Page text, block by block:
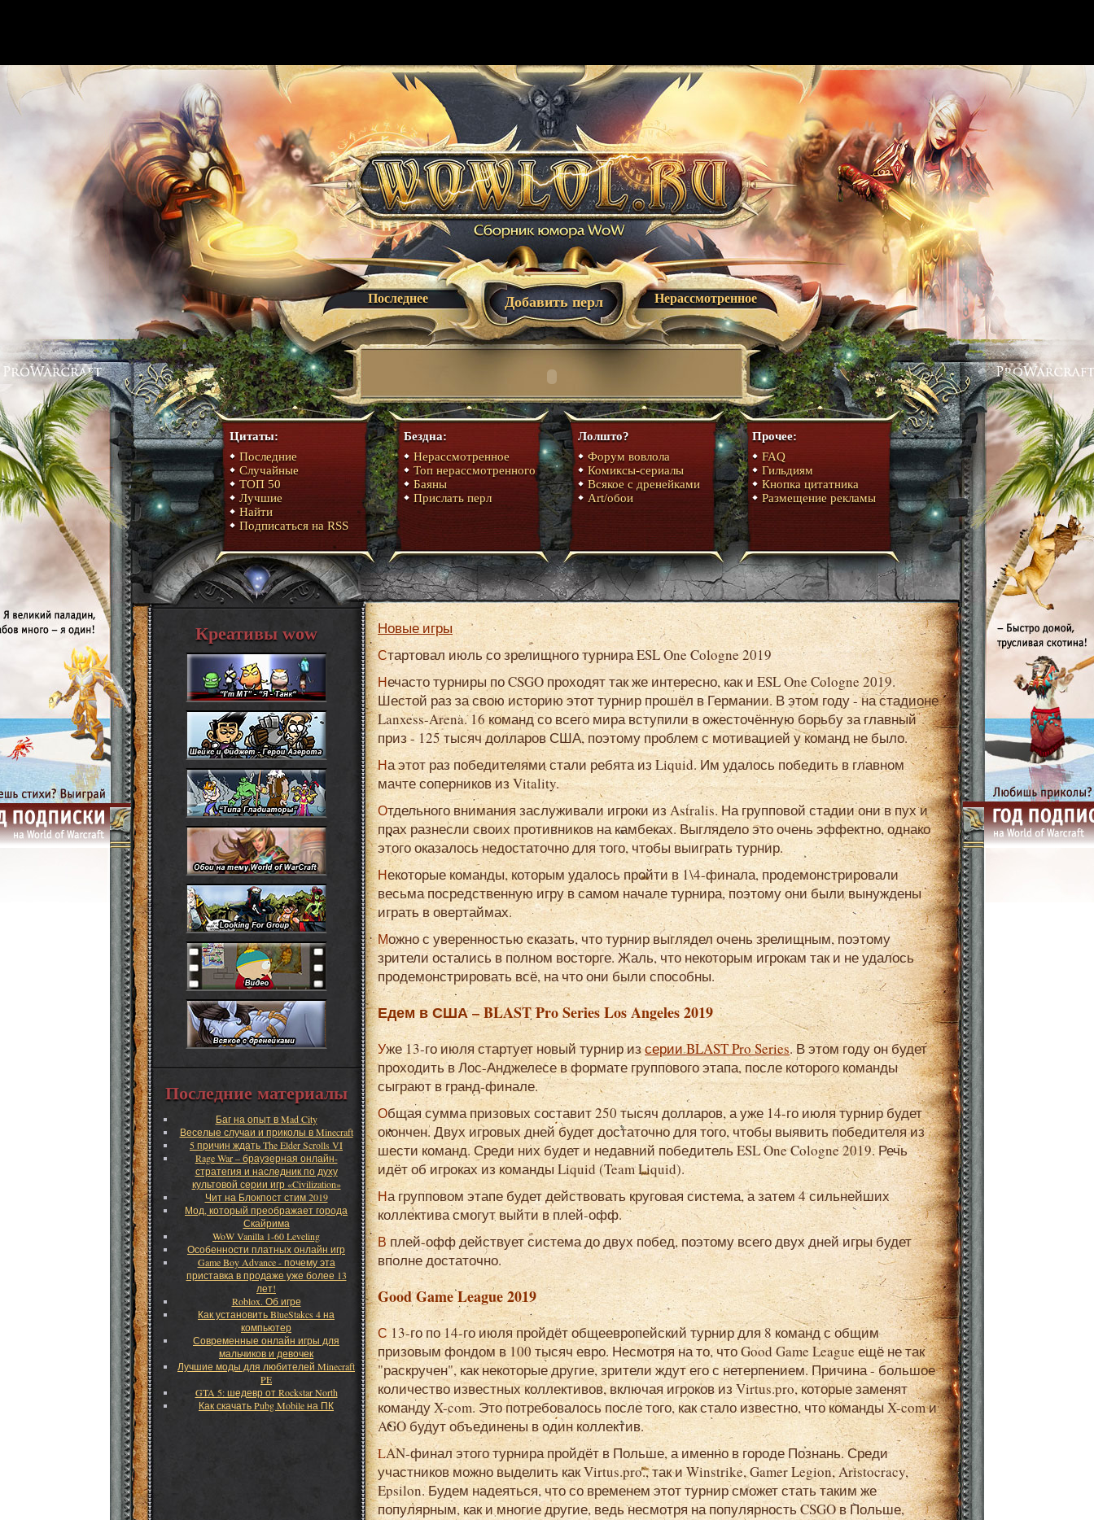
Последнее Нерассмотренное
Добавить перл
Цитаты:
Последние
Случайные
ТОП 50
Лучшие
Найти
Подписаться на RSS
Бездна:
Нерассмотренное
Топ нерассмотренного
Баяны
Прислать перл
Лолшто?
Форум вовлола
Комиксы-сериалы
Всякое с дренейками
Art/обои
Прочее:
FAQ
Гильдиям
Кнопка цитатника
Размещение рекламы
Новые игры
Стартовал июль со зрелищного турнира ESL One Cologne 2019
Нечасто турниры по CSGO проходят так же интересно, как и ESL One Cologne 2019.
Шестой раз за свою историю этот турнир прошёл в Германии. В этом году - на стадионе
Lanxess-Arena. 16 команд со всего мира вступили в ожесточённую борьбу за главный
приз - 125 тысяч долларов США, поэтому проблем с мотивацией у команд не было.
На этот раз победителями стали ребята из Liquid. Им удалось победить в главном
мачте соперников из Vitality.
Отдельного внимания заслуживали игроки из Astralis. На групповой стадии они в пух и
прах разнесли своих противников на камбеках. Выглядело это очень эффектно, однако
этого оказалось недостаточно для того, чтобы выиграть турнир.
Некоторые команды, которым удалось пройти в 1\4-финала, продемонстрировали
весьма посредственную игру в самом начале турнира, поэтому они были вынуждены
играть в овертаймах.
Можно с уверенностью сказать, что турнир выглядел очень зрелищным, поэтому
зрители остались в полном восторге. Жаль, что некоторым игрокам так и не удалось
продемонстрировать всё, на что они были способны.
Едем в США – BLAST Pro Series Los Angeles 2019
Уже 13-го июля стартует новый турнир изсерии BLAST Pro Series. В этом году он будет
проходить в Лос-Анджелесе в формате группового этапа, после которого команды
сыграют в гранд-финале.
Общая сумма призовых составит 250 тысяч долларов, а уже 14-го июля турнир будет
окончен. Двух игровых дней будет достаточно для того, чтобы выявить победителя из
шести команд. Среди них будет и недавний победитель ESL One Cologne 2019. Речь
идёт об игроках из команды Liquid (Team Liquid).
На групповом этапе будет действовать круговая система, а затем 4 сильнейших
коллектива смогут выйти в плей-офф.
В плей-офф действует система до двух побед, поэтому всего двух дней игры будет
вполне достаточно.
Good Game League 2019
С 13-го по 14-го июля пройдёт общеевропейский турнир для 8 команд с общим
призовым фондом в 100 тысяч евро. Несмотря на то, что Good Game League ещё не так
"раскручен", как некоторые другие, зрители ждут его с нетерпением. Причина - большое
количество известных коллективов, включая игроков из Virtus.pro, которые заменят
команду X-com. Это потребовалось после того, как стало известно, что команды X-com и
AGO будут объединены в один коллектив.
LAN-финал этого турнира пройдёт в Польше, а именно в городе Познань. Среди
участников можно выделить как Virtus.pro., так и Winstrike, Gamer Legion, Aristocracy,
Epsilon. Будем надеяться, что со временем этот турнир сможет стать таким же
популярным, как и многие другие, ведь несмотря на популярность CSGO в Польше,
Креативы wow
Последние материалы
Баг на опыт в Mad City
Веселые случаи и приколы в Minecraft
5 причин ждать The Elder Scrolls VI
Rage War – браузерная онлайн-
стратегия и наследник по духу
культовой серии игр «Civilization»
Чит на Блокпост стим 2019
Мод, который преображает города
Скайрима
WoW Vanilla 1-60 Leveling
Особенности платных онлайн игр
Game Boy Advance - почему эта
приставка в продаже уже более 13
лет!
Roblox. Об игре
Как установить BlueStakcs 4 на
компьютер
Современные онлайн игры для
мальчиков и девочек
Лучшие моды для любителей Minecraft
PE
GTA 5: шедевр от Rockstar North
Как скачать Pubg Mobile на ПК